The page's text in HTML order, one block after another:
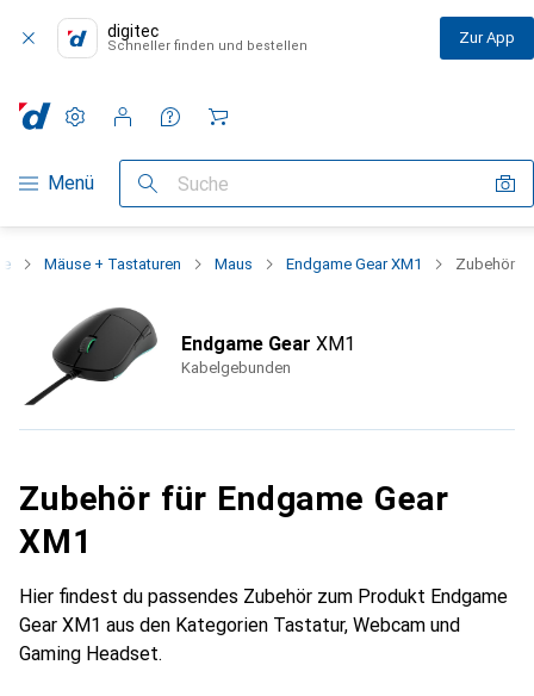
digitec
Schneller finden und bestellen Zur App
Navigation nach Kategorien
Menü Suche
Einstellungen
Kundenkonto
Vergleichslisten
Merklisten
Warenkorb
Mäuse + Tastaturen Maus Endgame Gear XM1 Zubehör
Endgame Gear XM1
Kabelgebunden
Zubehör für Endgame Gear
XM1
Hier findest du passendes Zubehör zum Produkt Endgame
Gear XM1 aus den Kategorien Tastatur, Webcam und
Gaming Headset.